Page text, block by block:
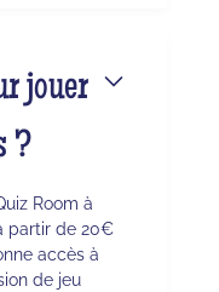
jouer
?
Room à
partir de 20€
accès à
de jeu